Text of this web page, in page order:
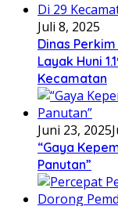
Juli 8, 2025
Dinas
Layak Huni
Kecamatan
Juni 23, 2025
“Gaya
Panutan”